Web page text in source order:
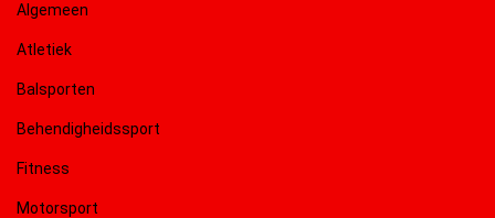
Algemeen
Atletiek
Balsporten
Behendigheidssport
Fitness
Motorsport